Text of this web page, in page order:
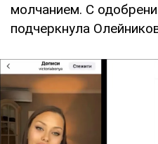
молчанием. С
подчеркнула